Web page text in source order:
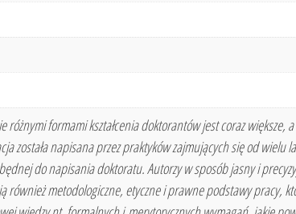
formami kształcenia doktorantów jest coraz większe,
została napisana przez praktyków zajmujących się od wielu
do napisania doktoratu. Autorzy w sposób jasny i
również metodologiczne, etyczne i prawne podstawy pracy,